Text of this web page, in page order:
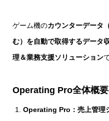
ゲーム機のカウンターデータ
む）を自動で取得するデータ
理＆業務支援ソリューション
Operating Pro全体概要
Operating Pro ：売上管